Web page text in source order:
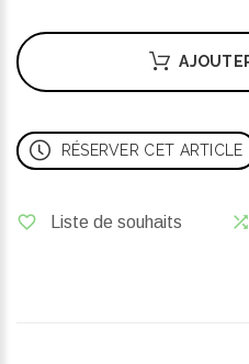
RÉSERVER CET ARTICLE
Liste de souhaits